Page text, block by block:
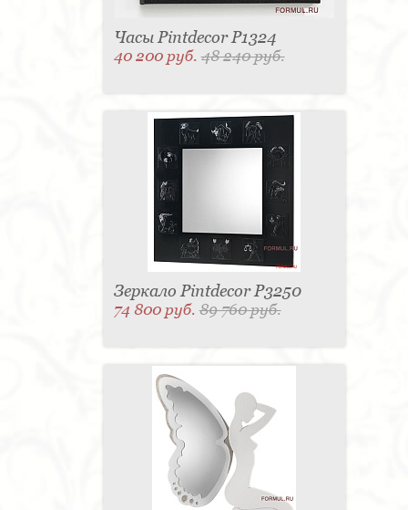
Часы Pintdecor P1324
40 200 руб.48 240 руб.
Зеркало Pintdecor P3250
74 800 руб.89 760 руб.